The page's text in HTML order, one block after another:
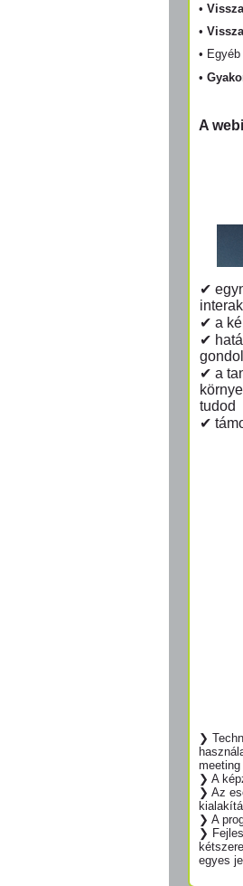
•
•
•
•
A
✔
✔ a
✔
✔ a
tudod
✔
❯
❯ A
❯ Az
❯ A
❯
egyes